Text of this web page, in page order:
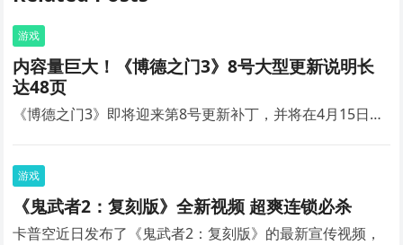
游戏
内容量巨大！《博德之门3》8号大型更新说明长
达48页
《博德之门3》即将迎来第8号更新补丁，并将在4月15日…
游戏
《鬼武者2：复刻版》全新视频 超爽连锁必杀
卡普空近日发布了《鬼武者2：复刻版》的最新宣传视频，